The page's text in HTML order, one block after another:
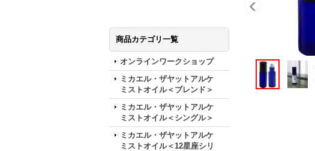
商品カテゴリ一覧
オンラインワークショップ
ミカエル・ザヤットアルケ
ミストオイル＜ブレンド＞
ミカエル・ザヤットアルケ
ミストオイル＜シングル＞
ミカエル・ザヤットアルケ
ミストオイル＜12星座シリ